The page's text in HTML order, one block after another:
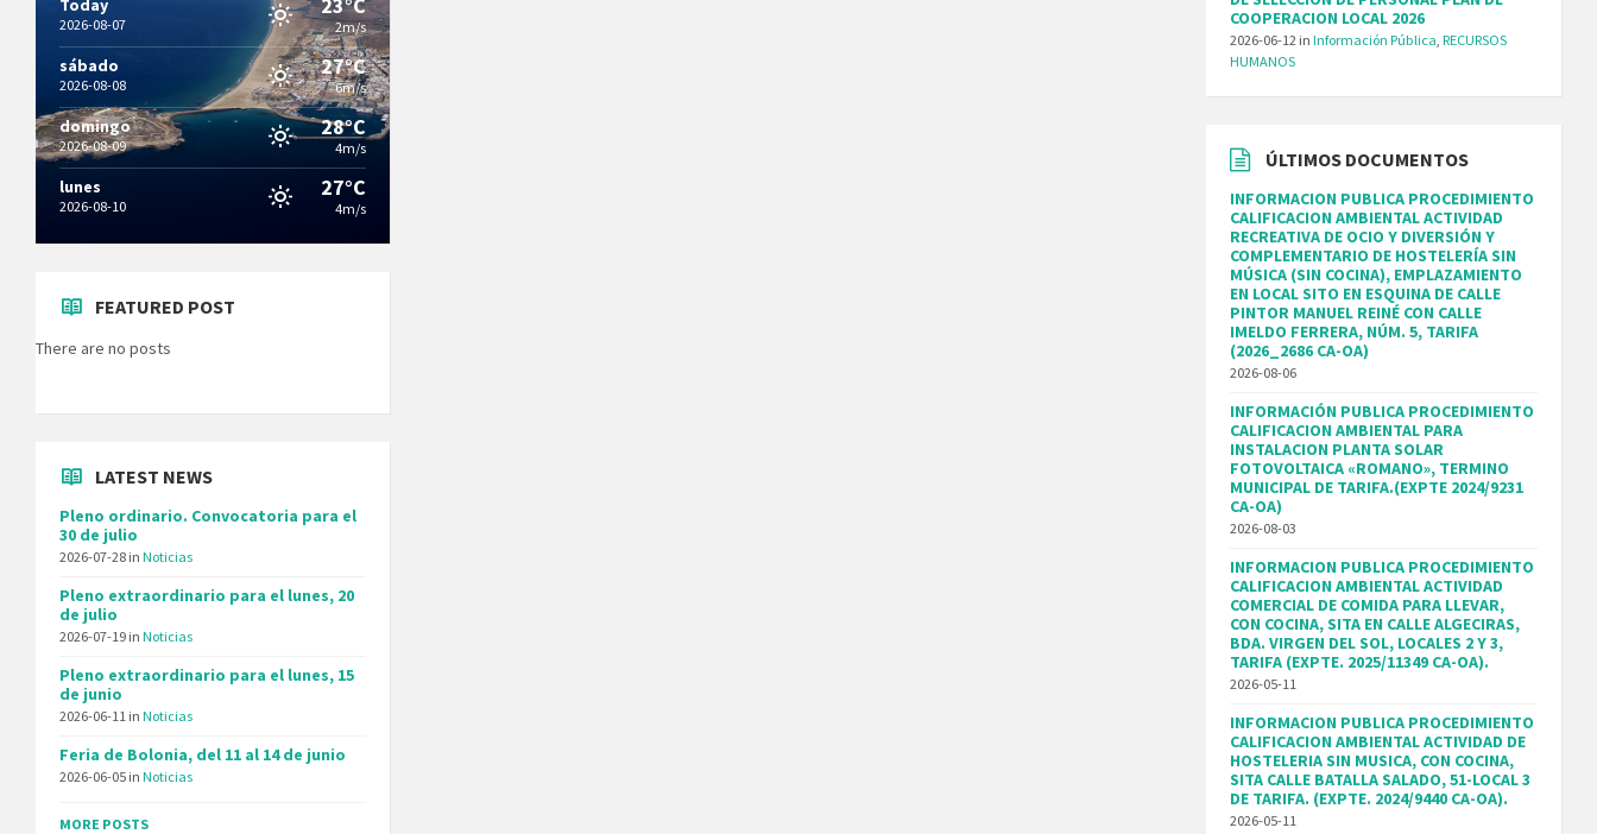
2026-08-07 2m/s
sábado
2026-08-08
27°C
6m/s
domingo
2026-08-09
28°C
4m/s
lunes
2026-08-10
27°C
4m/s
FEATURED POST
There are no posts
LATEST NEWS
Pleno ordinario. Convocatoria para el
30 de julio
2026-07-28 in Noticias
Pleno extraordinario para el lunes, 20
de julio
2026-07-19 in Noticias
Pleno extraordinario para el lunes, 15
de junio
2026-06-11 in Noticias
Feria de Bolonia, del 11 al 14 de junio
2026-06-05 in Noticias
MORE POSTS
COOPERACION LOCAL 2026
2026-06-12 inInformación Pública ,RECURSOS
HUMANOS
ÚLTIMOS DOCUMENTOS
INFORMACION PUBLICA PROCEDIMIENTO
CALIFICACION AMBIENTAL ACTIVIDAD
RECREATIVA DE OCIO Y DIVERSIÓN Y
COMPLEMENTARIO DE HOSTELERÍA SIN
MÚSICA (SIN COCINA), EMPLAZAMIENTO
EN LOCAL SITO EN ESQUINA DE CALLE
PINTOR MANUEL REINÉ CON CALLE
IMELDO FERRERA, NÚM. 5, TARIFA
(2026_2686 CA-OA)
2026-08-06
INFORMACIÓN PUBLICA PROCEDIMIENTO
CALIFICACION AMBIENTAL PARA
INSTALACION PLANTA SOLAR
FOTOVOLTAICA «ROMANO», TERMINO
MUNICIPAL DE TARIFA.(EXPTE 2024/9231
CA-OA)
2026-08-03
INFORMACION PUBLICA PROCEDIMIENTO
CALIFICACION AMBIENTAL ACTIVIDAD
COMERCIAL DE COMIDA PARA LLEVAR,
CON COCINA, SITA EN CALLE ALGECIRAS,
BDA. VIRGEN DEL SOL, LOCALES 2 Y 3,
TARIFA (EXPTE. 2025/11349 CA-OA).
2026-05-11
INFORMACION PUBLICA PROCEDIMIENTO
CALIFICACION AMBIENTAL ACTIVIDAD DE
HOSTELERIA SIN MUSICA, CON COCINA,
SITA CALLE BATALLA SALADO, 51-LOCAL 3
DE TARIFA. (EXPTE. 2024/9440 CA-OA).
2026-05-11